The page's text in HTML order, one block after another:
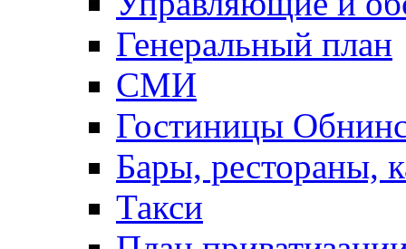
Генеральный план
СМИ
Гостиницы
Бары, рестораны,
Такси